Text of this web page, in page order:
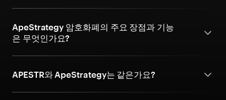
ApeStrategy 암호화폐의 주요 장점과 기능
은 무엇인가요?
APESTR와 ApeStrategy는 같은가요?